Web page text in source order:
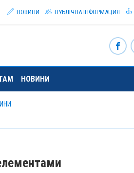
НОВИНИ ПУБЛІЧНА ІНФОРМАЦИЯ
НОВИНИ